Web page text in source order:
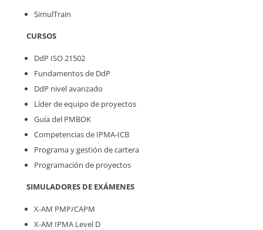
SimulTrain
CURSOS
DdP ISO 21502
Fundamentos de DdP
DdP nivel avanzado
Líder de equipo de proyectos
Guía del PMBOK
Competencias de IPMA-ICB
Programa y gestión de cartera
Programación de proyectos
SIMULADORES DE EXÁMENES
X-AM PMP/CAPM
X-AM IPMA Level D